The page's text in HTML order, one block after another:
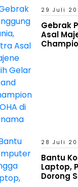
29 Juli
Gebrak
Asal
28 Juli
Bantu
Laptop,
Dorong